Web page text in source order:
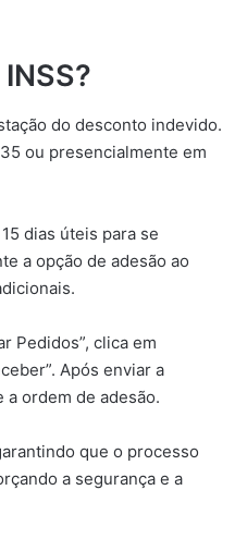
do desconto indevido.
ou presencialmente em
dias úteis para se
a opção de adesão ao
Pedidos”, clica em
Após enviar a
ordem de adesão.
que o processo
a segurança e a